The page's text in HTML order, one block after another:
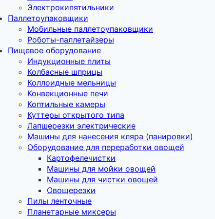
Электрокипятильники
Паллетоупаковщики
Мобильные паллетоупаковщики
Роботы-паллетайзеры
Пищевое оборудование
Индукционные плиты
Колбасные шприцы
Коллоидные мельницы
Конвекционные печи
Коптильные камеры
Куттеры открытого типа
Лапшерезки электрические
Машины для нанесения кляра (панировки)
Оборудование для переработки овощей
Картофелечистки
Машины для мойки овощей
Машины для чистки овощей
Овощерезки
Пилы ленточные
Планетарные миксеры